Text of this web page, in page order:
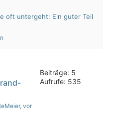
oft untergeht: Ein guter Teil
, vor
Beiträge: 5
Aufrufe: 535